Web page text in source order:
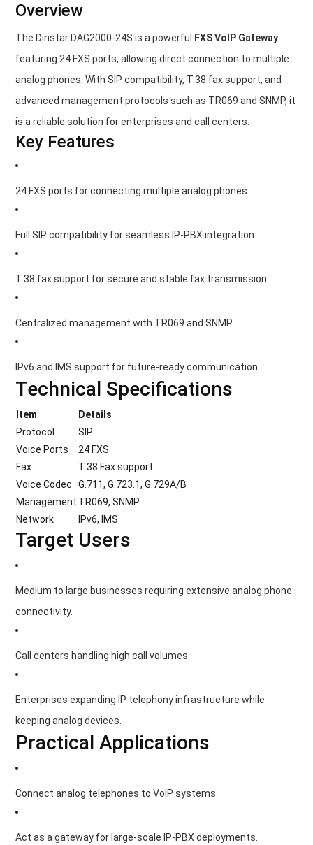
Overview
The Dinstar DAG2000-24S is a powerful
FXS VoIP Gateway
featuring 24 FXS ports, allowing direct connection to multiple
analog phones. With SIP compatibility, T.38 fax support, and
advanced management protocols such as TR069 and SNMP, it
is a reliable solution for enterprises and call centers.
Key Features
24 FXS ports for connecting multiple analog phones.
Full SIP compatibility for seamless IP-PBX integration.
T.38 fax support for secure and stable fax transmission.
Centralized management with TR069 and SNMP.
IPv6 and IMS support for future-ready communication.
Technical Specifications
Item
Details
Protocol
SIP
Voice Ports
24 FXS
Fax
T.38 Fax support
Voice Codec
G.711, G.723.1, G.729A/B
Management TR069, SNMP
Network
IPv6, IMS
Target Users
Medium to large businesses requiring extensive analog phone
connectivity.
Call centers handling high call volumes.
Enterprises expanding IP telephony infrastructure while
keeping analog devices.
Practical Applications
Connect analog telephones to VoIP systems.
Act as a gateway for large-scale IP-PBX deployments.